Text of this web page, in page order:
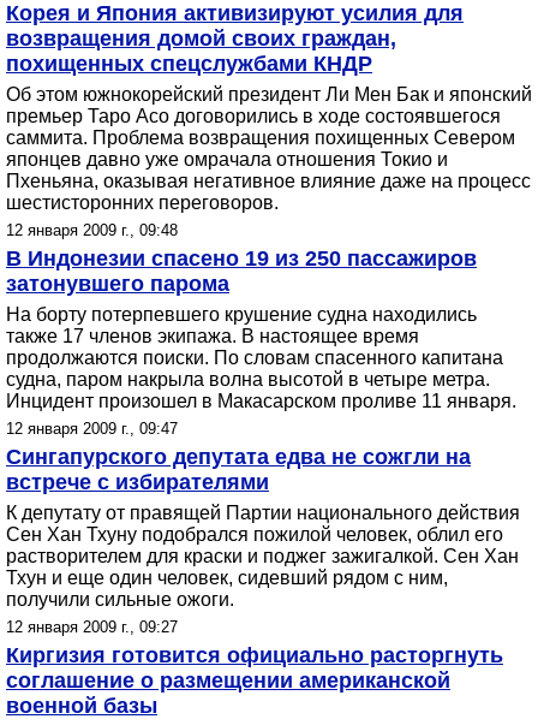
Корея и Япония активизируют усилия для
возвращения домой своих граждан,
похищенных спецслужбами КНДР
Об этом южнокорейский президент Ли Мен Бак и японский
премьер Таро Асо договорились в ходе состоявшегося
саммита. Проблема возвращения похищенных Севером
японцев давно уже омрачала отношения Токио и
Пхеньяна, оказывая негативное влияние даже на процесс
шестисторонних переговоров.
12 января 2009 г., 09:48
В Индонезии спасено 19 из 250 пассажиров
затонувшего парома
На борту потерпевшего крушение судна находились
также 17 членов экипажа. В настоящее время
продолжаются поиски. По словам спасенного капитана
судна, паром накрыла волна высотой в четыре метра.
Инцидент произошел в Макасарском проливе 11 января.
12 января 2009 г., 09:47
Сингапурского депутата едва не сожгли на
встрече с избирателями
К депутату от правящей Партии национального действия
Сен Хан Тхуну подобрался пожилой человек, облил его
растворителем для краски и поджег зажигалкой. Сен Хан
Тхун и еще один человек, сидевший рядом с ним,
получили сильные ожоги.
12 января 2009 г., 09:27
Киргизия готовится официально расторгнуть
соглашение о размещении американской
военной базы